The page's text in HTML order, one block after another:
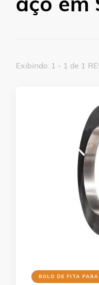
Exibindo: 1 - 1 de 1
ROLO DE FITA